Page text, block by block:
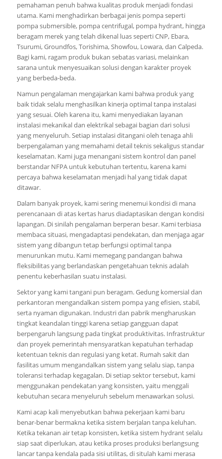
pemahaman penuh bahwa kualitas produk menjadi fondasi
utama. Kami menghadirkan berbagai jenis pompa seperti
pompa submersible, pompa centrifugal, pompa hydrant, hingga
beragam merek yang telah dikenal luas seperti CNP, Ebara,
Tsurumi, Groundfos, Torishima, Showfou, Lowara, dan Calpeda.
Bagi kami, ragam produk bukan sebatas variasi, melainkan
sarana untuk menyesuaikan solusi dengan karakter proyek
yang berbeda-beda.
Namun pengalaman mengajarkan kami bahwa produk yang
baik tidak selalu menghasilkan kinerja optimal tanpa instalasi
yang sesuai. Oleh karena itu, kami menyediakan layanan
instalasi mekanikal dan elektrikal sebagai bagian dari solusi
yang menyeluruh. Setiap instalasi ditangani oleh tenaga ahli
berpengalaman yang memahami detail teknis sekaligus standar
keselamatan. Kami juga menangani sistem kontrol dan panel
berstandar NFPA untuk kebutuhan tertentu, karena kami
percaya bahwa keselamatan menjadi hal yang tidak dapat
ditawar.
Dalam banyak proyek, kami sering menemui kondisi di mana
perencanaan di atas kertas harus diadaptasikan dengan kondisi
lapangan. Di sinilah pengalaman berperan besar. Kami terbiasa
membaca situasi, mengadaptasi pendekatan, dan menjaga agar
sistem yang dibangun tetap berfungsi optimal tanpa
menurunkan mutu. Kami memegang pandangan bahwa
fleksibilitas yang berlandaskan pengetahuan teknis adalah
penentu keberhasilan suatu instalasi.
Sektor yang kami tangani pun beragam. Gedung komersial dan
perkantoran mengandalkan sistem pompa yang efisien, stabil,
serta nyaman digunakan. Industri dan pabrik mengharuskan
tingkat keandalan tinggi karena setiap gangguan dapat
berpengaruh langsung pada tingkat produktivitas. Infrastruktur
dan proyek pemerintah mensyaratkan kepatuhan terhadap
ketentuan teknis dan regulasi yang ketat. Rumah sakit dan
fasilitas umum mengandalkan sistem yang selalu siap, tanpa
toleransi terhadap kegagalan. Di setiap sektor tersebut, kami
menggunakan pendekatan yang konsisten, yaitu menggali
kebutuhan secara menyeluruh sebelum menawarkan solusi.
Kami acap kali menyebutkan bahwa pekerjaan kami baru
benar-benar bermakna ketika sistem berjalan tanpa keluhan.
Ketika tekanan air tetap konsisten, ketika sistem hydrant selalu
siap saat diperlukan, atau ketika proses produksi berlangsung
lancar tanpa kendala pada sisi utilitas, di situlah kami merasa